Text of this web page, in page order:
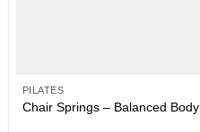
PILATES
Chair Springs – Balanced Body